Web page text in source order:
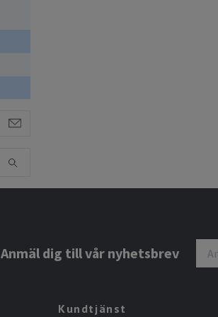
Anmäl dig till vår nyhetsbrev
Kundtjänst